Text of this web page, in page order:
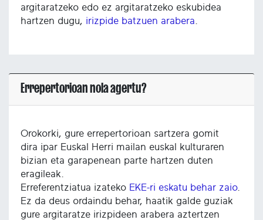
argitaratzeko edo ez argitaratzeko eskubidea
hartzen dugu, irizpide batzuen arabera
Errepertorioan nola agertu?
Orokorki, gure errepertorioan sartzera gomit
dira ipar Euskal Herri mailan euskal kulturaren
bizian eta garapenean parte hartzen duten
eragileak.
Erreferentziatua izateko EKE-ri eskatu behar zaio.
Ez da deus ordaindu behar, haatik galde guziak
gure argitaratze irizpideen arabera aztertzen